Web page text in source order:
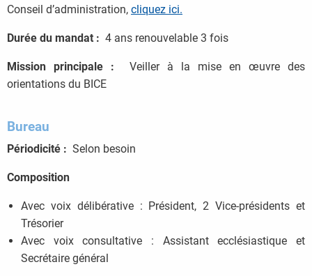
Conseil d’administration, cliquez ici.
Durée du mandat : 4 ans renouvelable 3 fois
Mission principale : Veiller à la mise en œuvre des
orientations du BICE
Bureau
Périodicité : Selon besoin
Composition
Avec voix délibérative : Président, 2 Vice-présidents et
Trésorier
Avec voix consultative : Assistant ecclésiastique et
Secrétaire général